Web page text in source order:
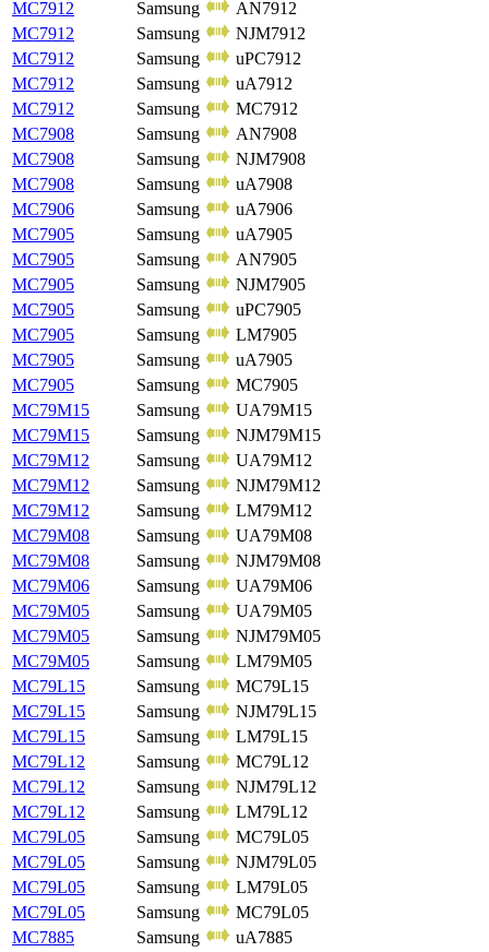
MC7912 Samsung
AN7912
MC7912
Samsung
NJM7912
MC7912
Samsung
uPC7912
MC7912
Samsung
uA7912
MC7912
Samsung
MC7912
MC7908
Samsung
AN7908
MC7908
Samsung
NJM7908
MC7908
Samsung
uA7908
MC7906
Samsung
uA7906
MC7905
Samsung
uA7905
MC7905
Samsung
AN7905
MC7905
Samsung
NJM7905
MC7905
Samsung
uPC7905
MC7905
Samsung
LM7905
MC7905
Samsung
uA7905
MC7905
Samsung
MC7905
MC79M15
Samsung
UA79M15
MC79M15
Samsung
NJM79M15
MC79M12
Samsung
UA79M12
MC79M12
Samsung
NJM79M12
MC79M12
Samsung
LM79M12
MC79M08
Samsung
UA79M08
MC79M08
Samsung
NJM79M08
MC79M06
Samsung
UA79M06
MC79M05
Samsung
UA79M05
MC79M05
Samsung
NJM79M05
MC79M05
Samsung
LM79M05
MC79L15
Samsung
MC79L15
MC79L15
Samsung
NJM79L15
MC79L15
Samsung
LM79L15
MC79L12
Samsung
MC79L12
MC79L12
Samsung
NJM79L12
MC79L12
Samsung
LM79L12
MC79L05
Samsung
MC79L05
MC79L05
Samsung
NJM79L05
MC79L05
Samsung
LM79L05
MC79L05
Samsung
MC79L05
MC7885
Samsung
uA7885